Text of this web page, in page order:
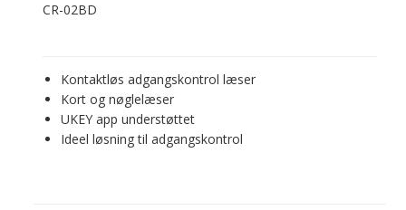
CR-02BD
Kontaktløs adgangskontrol læser
Kort og nøglelæser
UKEY app understøttet
Ideel løsning til adgangskontrol